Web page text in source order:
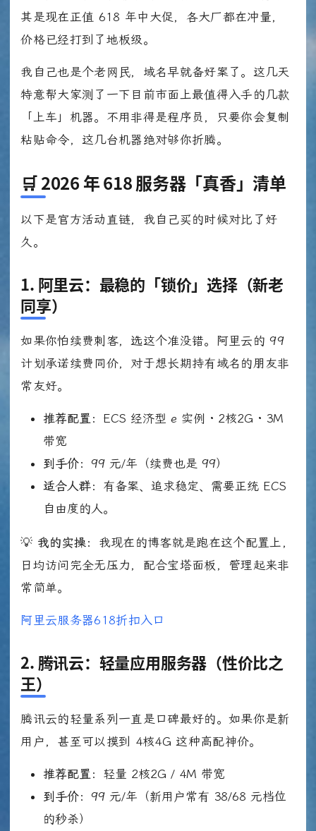
其是现在正值 618 年中大促，各大厂都在冲量，
价格已经打到了地板级。
我自己也是个老网民，域名早就备好案了。这几天
特意帮大家测了一下目前市面上最值得入手的几款
「上车」机器。不用非得是程序员，只要你会复制
粘贴命令，这几台机器绝对够你折腾。
🛒 2026 年 618 服务器「真香」清单
以下是官方活动直链，我自己买的时候对比了好
久。
1. 阿里云：最稳的「锁价」选择（新老
同享）
如果你怕续费刺客，选这个准没错。阿里云的 99
计划承诺续费同价，对于想长期持有域名的朋友非
常友好。
推荐配置： ECS 经济型 e 实例 · 2核2G · 3M
带宽
到手价：99 元/年（续费也是 99）
适合人群： 有备案、追求稳定、需要正统 ECS
自由度的人。
💡 我的实操： 我现在的博客就是跑在这个配置上，
日均访问完全无压力，配合宝塔面板，管理起来非
常简单。
阿里云服务器618折扣入口
2. 腾讯云：轻量应用服务器（性价比之
王）
腾讯云的轻量系列一直是口碑最好的。如果你是新
用户，甚至可以摸到 4核4G 这种高配神价。
推荐配置： 轻量 2核2G / 4M 带宽
到手价：99 元/年（新用户常有 38/68 元档位
的秒杀）